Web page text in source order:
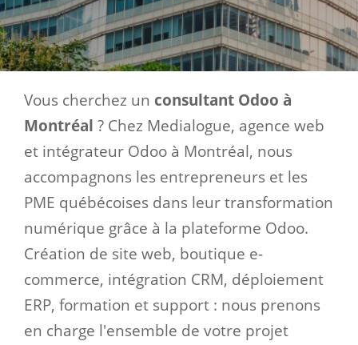
Vous cherchez un consultant Odoo à
Montréal ? Chez Medialogue, agence web
et intégrateur Odoo à Montréal, nous
accompagnons les entrepreneurs et les
PME québécoises dans leur transformation
numérique grâce à la plateforme Odoo.
Création de site web, boutique e-
commerce, intégration CRM, déploiement
ERP, formation et support : nous prenons
en charge l'ensemble de votre projet